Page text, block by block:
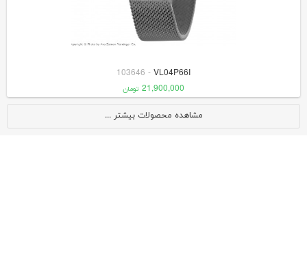
VL04P66I
-
103646
21,900,000 تومان
مشاهده محصولات بیشتر ...